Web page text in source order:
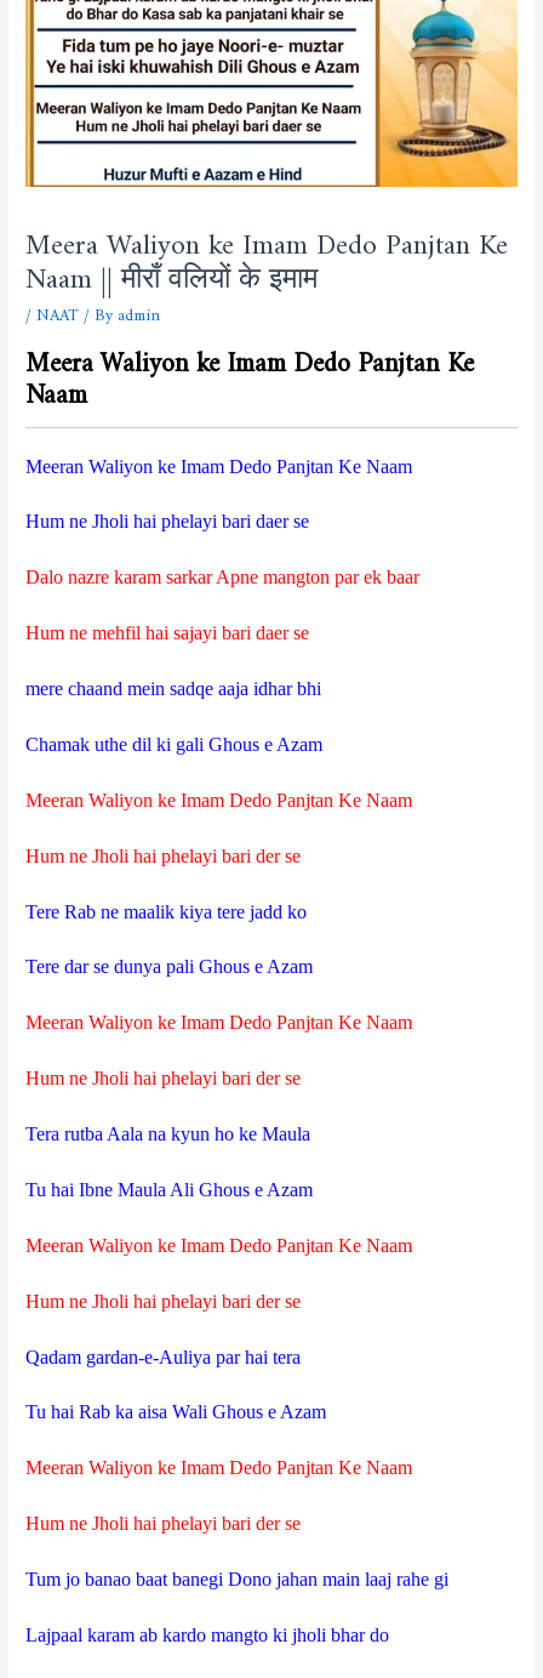
Meera Waliyon ke Imam Dedo Panjtan Ke
Naam || मीराँ वलियों के इमाम
/NAAT/ Byadmin
Meera Waliyon ke Imam Dedo Panjtan Ke
Naam
Meeran Waliyon ke Imam Dedo Panjtan Ke Naam
Hum ne Jholi hai phelayi bari daer se
Dalo nazre karam sarkar Apne mangton par ek baar
Hum ne mehfil hai sajayi bari daer se
mere chaand mein sadqe aaja idhar bhi
Chamak uthe dil ki gali Ghous e Azam
Meeran Waliyon ke Imam Dedo Panjtan Ke Naam
Hum ne Jholi hai phelayi bari der se
Tere Rab ne maalik kiya tere jadd ko
Tere dar se dunya pali Ghous e Azam
Meeran Waliyon ke Imam Dedo Panjtan Ke Naam
Hum ne Jholi hai phelayi bari der se
Tera rutba Aala na kyun ho ke Maula
Tu hai Ibne Maula Ali Ghous e Azam
Meeran Waliyon ke Imam Dedo Panjtan Ke Naam
Hum ne Jholi hai phelayi bari der se
Qadam gardan-e-Auliya par hai tera
Tu hai Rab ka aisa Wali Ghous e Azam
Meeran Waliyon ke Imam Dedo Panjtan Ke Naam
Hum ne Jholi hai phelayi bari der se
Tum jo banao baat banegi Dono jahan main laaj rahe gi
Lajpaal karam ab kardo mangto ki jholi bhar do